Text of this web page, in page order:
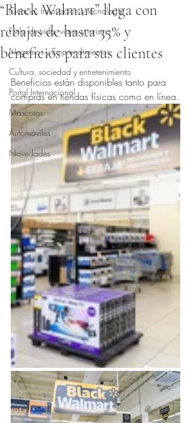
Ciencia, Innovacion y tecnología
Estilo de vida, viajes y turismo
Negocios y Emprendimientos
Cultura, sociedad y entretenimiento
Portal Internacional
Mascotas
Automóviles
Novedades
“Black Walmart” llega con
rebajas de hasta 35% y
beneficios para sus clientes
Obtuvo NaN de 5 estrellas.
Beneficios están disponibles tanto para
compras en tiendas físicas como en línea.